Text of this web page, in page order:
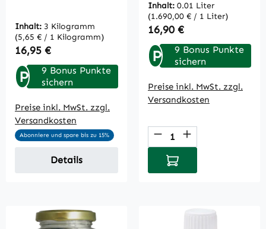
Inhalt: 3 Kilogramm
(5,65 € / 1 Kilogramm)
Regulärer Preis:
16,95 €
P
9 Bonus Punkte
sichern
Preise inkl. MwSt. zzgl.
Versandkosten
Abonniere und spare bis zu 15%
Details
Inhalt: 0.01 Liter
(1.690,00 € / 1 Liter)
Regulärer Preis:
16,90 €
P
9 Bonus Punkte
sichern
Preise inkl. MwSt. zzgl.
Versandkosten
Produkt Anzahl:
In den Warenkorb